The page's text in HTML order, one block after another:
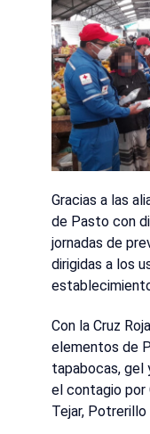
Gracias a las
de Pasto con
jornadas de
dirigidas a los
Con la Cruz
elementos de
tapabocas, gel
el contagio por
Tejar,